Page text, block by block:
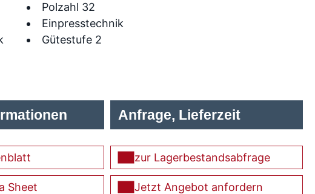
Polzahl 32
Einpresstechnik
Gütestufe 2
Sheet
Anfrage, Lieferzeit
zur Lagerbestandsabfrage
Jetzt Angebot anfordern